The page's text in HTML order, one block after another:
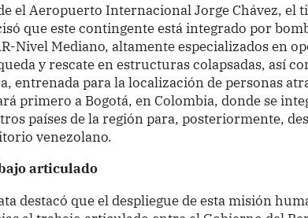
el Aeropuerto Internacional Jorge Chávez,
que este contingente está integrado por
Nivel Mediano, altamente especializados en
y rescate en estructuras colapsadas, así
entrenada para la localización de personas
primero a Bogotá, en Colombia, donde se
países de la región para, posteriormente,
venezolano.
articulado
destacó que el despliegue de esta misión